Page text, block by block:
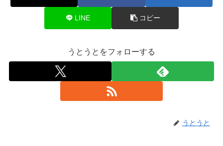
LINE コピー
うとうとをフォローする
うとうと